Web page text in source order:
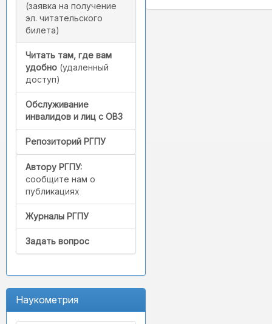
(заявка на получение
эл. читательского
билета)
Читать там, где вам
удобно (удаленный
доступ)
Обслуживание
инвалидов и лиц с ОВЗ
Репозиторий РГПУ
Автору РГПУ:
сообщите нам о
публикациях
Журналы РГПУ
Задать вопрос
Наукометрия